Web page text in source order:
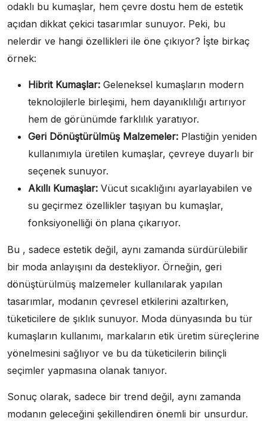
odaklı bu kumaşlar, hem çevre dostu hem de estetik
açıdan dikkat çekici tasarımlar sunuyor. Peki, bu
nelerdir ve hangi özellikleri ile öne çıkıyor? İşte birkaç
örnek:
Hibrit Kumaşlar: Geleneksel kumaşların modern
teknolojilerle birleşimi, hem dayanıklılığı artırıyor
hem de görünümde farklılık yaratıyor.
Geri Dönüştürülmüş Malzemeler: Plastiğin yeniden
kullanımıyla üretilen kumaşlar, çevreye duyarlı bir
seçenek sunuyor.
Akıllı Kumaşlar: Vücut sıcaklığını ayarlayabilen ve
su geçirmez özellikler taşıyan bu kumaşlar,
fonksiyonelliği ön plana çıkarıyor.
Bu , sadece estetik değil, aynı zamanda sürdürülebilir
bir moda anlayışını da destekliyor. Örneğin, geri
dönüştürülmüş malzemeler kullanılarak yapılan
tasarımlar, modanın çevresel etkilerini azaltırken,
tüketicilere de şıklık sunuyor. Moda dünyasında bu tür
kumaşların kullanımı, markaların etik üretim süreçlerine
yönelmesini sağlıyor ve bu da tüketicilerin bilinçli
seçimler yapmasına olanak tanıyor.
Sonuç olarak, sadece bir trend değil, aynı zamanda
modanın geleceğini şekillendiren önemli bir unsurdur.